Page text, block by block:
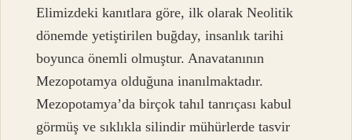
Elimizdeki kanıtlara göre, ilk olarak Neolitik
dönemde yetiştirilen buğday, insanlık tarihi
boyunca önemli olmuştur. Anavatanının
Mezopotamya olduğuna inanılmaktadır.
Mezopotamya’da birçok tahıl tanrıçası kabul
görmüş ve sıklıkla silindir mühürlerde tasvir